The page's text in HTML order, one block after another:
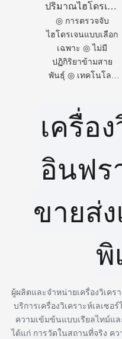
ปริมาณไฮโดรเจน
แบบเลือกเฉพาะ
รุ่น CI-PC502 ที่
ทันสมัย
◎ การตรวจจับ
ไฮโดรเจนแบบเลือก
เฉพาะ ◎ ไม่มี
ปฏิกิริยาข้ามสาย
พันธุ์ ◎ เทคโนโลยี
เทคโนโลยีขั้นสูงจาก
ต่างประเทศ ◎ การ
โดย CHANG AI
เครื่อ
อินฟร
ขายส่
พิ
ผู้ผลิตและจำหน่ายเครื่องวิเคร
บริการเครื่องวิเคราะห์เลเซอ
ความเข้มข้นแบบเรียลไทม์แ
ได้แก่ การวัดในสถานที่จริง คว